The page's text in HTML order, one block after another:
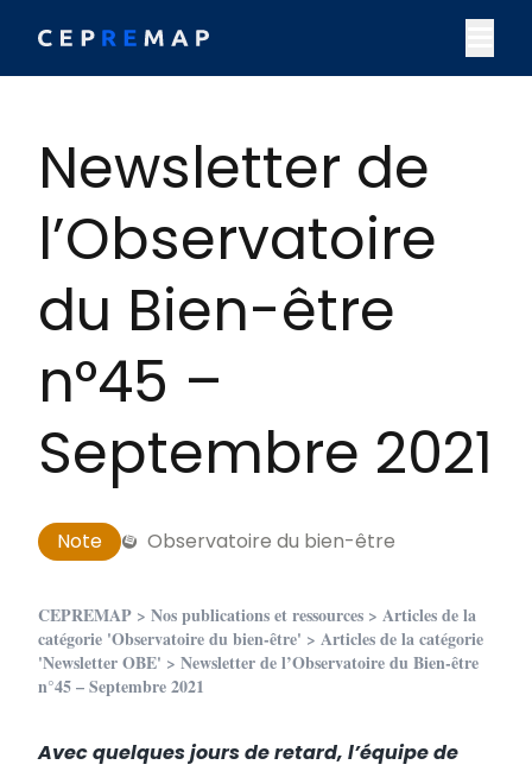
Newsletter de
l’Observatoire
du Bien-être
n°45 –
Septembre 2021
Note Observatoire du bien-être
CEPREMAP > Nos publications et ressources > Articles de la
catégorie 'Observatoire du bien-être' > Articles de la catégorie
'Newsletter OBE' > Newsletter de l’Observatoire du Bien-être
n°45 – Septembre 2021
Avec quelques jours de retard, l’équipe de